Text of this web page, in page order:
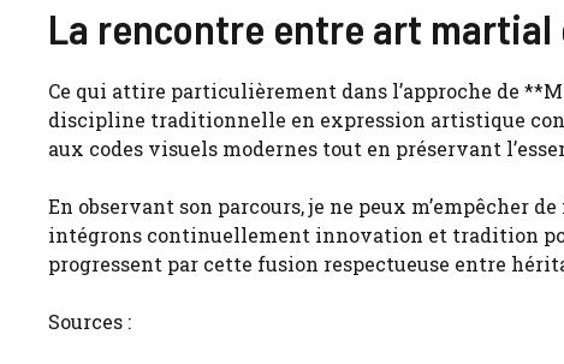
La rencontre entre art
Ce qui attire particulièrement dans l’approche de
discipline traditionnelle en expression artistique
aux codes visuels modernes tout en préservant
En observant son parcours, je ne peux m’empêcher
intégrons continuellement innovation et tradition
progressent par cette fusion respectueuse entre
Sources :